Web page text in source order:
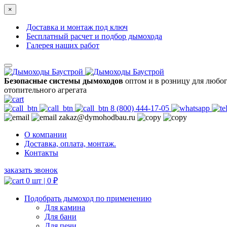
×
Доставка и монтаж под ключ
Бесплатный расчет и подбор дымохода
Галерея наших работ
Безопасные системы дымоходов оптом и в розницу для
отопительного агрегата
8 (800) 444-17-05
zakaz@dymohodbau.ru
О компании
Доставка, оплата, монтаж.
Контакты
заказать звонок
0 шт | 0 ₽
Подобрать дымоход по применению
Для камина
Для бани